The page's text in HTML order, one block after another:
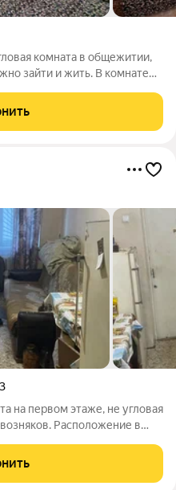
комната в общежитии,
зайти и жить. В комнате
входная дверь
3
на первом этаже, не угловая
Расположение в
парк для прогулок и отдыха.